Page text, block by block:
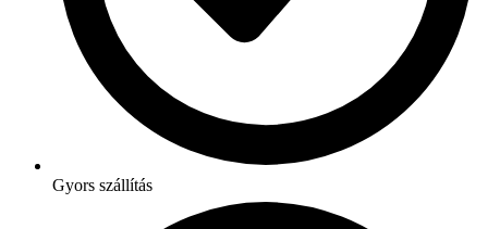
Gyors szállítás